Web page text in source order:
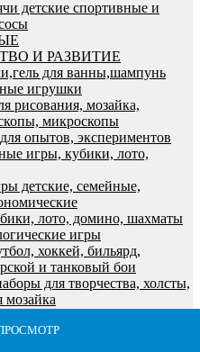
детские спортивные и
И РАЗВИТИЕ
для ванны,шампунь
игрушки
рисования, мозайка,
микроскопы
опытов, экспериментов
игры, кубики, лото,
детские, семейные,
лото, домино, шахматы
игры
хоккей, бильярд,
и танковый бои
для творчества, холсты,
мозайка
для лепки и моделирования